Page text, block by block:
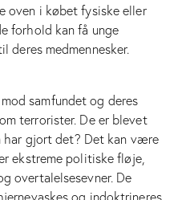
oven i købet fysiske eller
forhold kan få unge
deres medmennesker.
samfundet og deres
terrorister. De er blevet
har gjort det? Det kan være
ekstreme politiske fløje,
overtalelsesevner. De
og indoktrineres